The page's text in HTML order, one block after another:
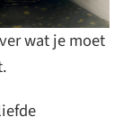
wat je moet